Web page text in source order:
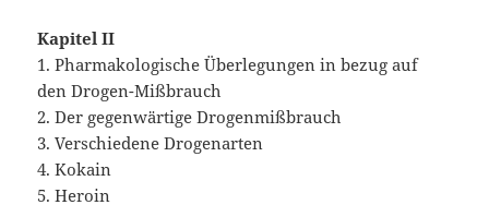
Kapitel II
1. Pharmakologische Überlegungen in bezug auf
den Drogen-Mißbrauch
2. Der gegenwärtige Drogenmißbrauch
3. Verschiedene Drogenarten
4. Kokain
5. Heroin